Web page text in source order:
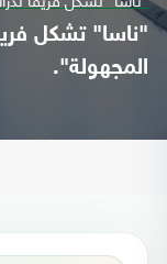
"ناسا" تشكل
المجهولة".